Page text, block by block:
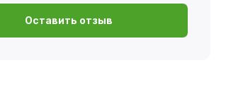
Оставить отзыв